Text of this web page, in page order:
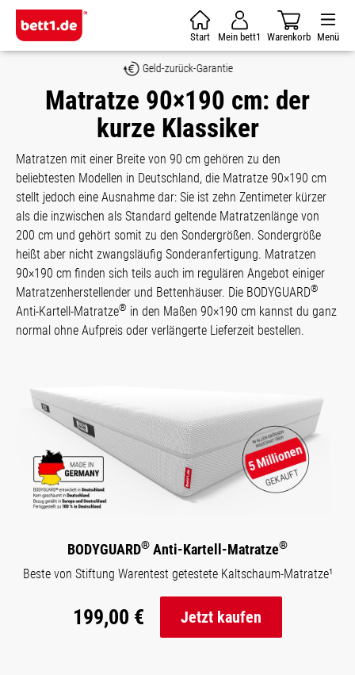
Zum Hauptinhalt springen
Start Mein bett1 Warenkorb Menü
Geld-zurück-Garantie
Matratze 90×190 cm: der
kurze Klassiker
Matratzen mit einer Breite von 90 cm gehören zu den
beliebtesten Modellen in Deutschland, die Matratze 90×190 cm
stellt jedoch eine Ausnahme dar: Sie ist zehn Zentimeter kürzer
als die inzwischen als Standard geltende Matratzenlänge von
200 cm und gehört somit zu den Sondergrößen. Sondergröße
heißt aber nicht zwangsläufig Sonderanfertigung. Matratzen
90×190 cm finden sich teils auch im regulären Angebot einiger
Matratzenherstellender und Bettenhäuser. Die BODYGUARD®
Anti-Kartell-Matratze® in den Maßen 90×190 cm kannst du ganz
normal ohne Aufpreis oder verlängerte Lieferzeit bestellen.
BODYGUARD® Anti-Kartell-Matratze®
Beste von Stiftung Warentest getestete Kaltschaum-Matratze¹
199,00 € Jetzt kaufen